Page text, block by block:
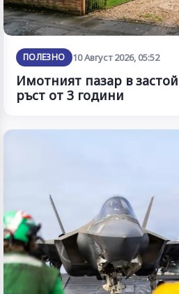
ПОЛЕЗНО 10 Август 2026, 05:52
Имотният пазар в
ръст от 3 години